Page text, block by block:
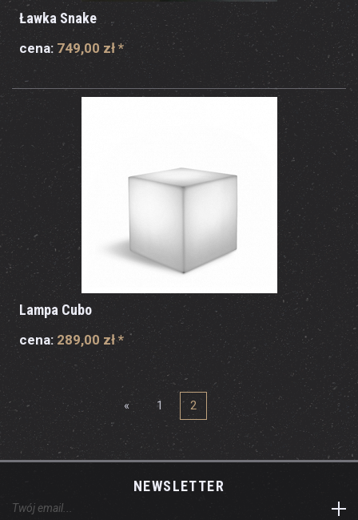
Ławka Snake
cena: 749,00 zł *
Lampa Cubo
cena: 289,00 zł*
« 1 2
NEWSLETTER